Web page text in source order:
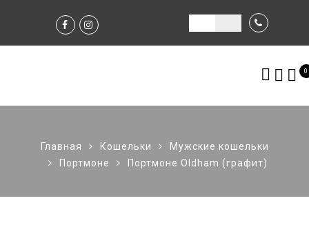
0
Главная Кошельки
Мужские кошельки
Портмоне
Портмоне Oldham (графит)